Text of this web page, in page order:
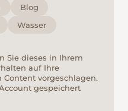
Blog
Wasser
Sie dieses in Ihrem
auf Ihre
vorgeschlagen.
gespeichert